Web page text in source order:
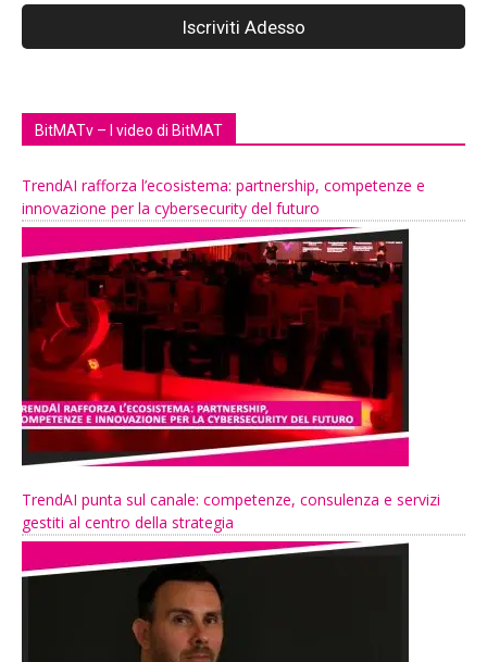
BitMATv – I video di BitMAT
TrendAI rafforza l’ecosistema: partnership, competenze e
innovazione per la cybersecurity del futuro
TrendAI punta sul canale: competenze, consulenza e servizi
gestiti al centro della strategia